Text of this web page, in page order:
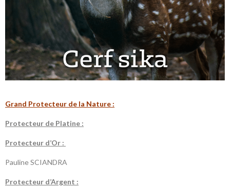
Grand Protecteur de la Nature :
Protecteur de Platine :
Protecteur d’Or :
Pauline SCIANDRA
Protecteur d’Argent :